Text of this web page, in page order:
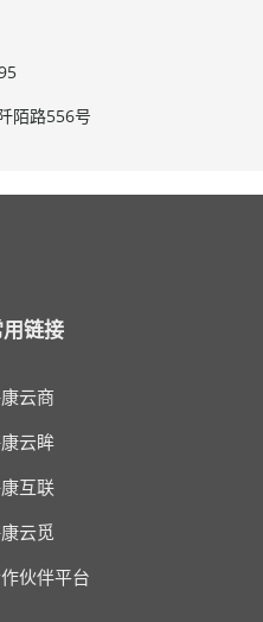
陌路556号
链接
云商
云眸
互联
云觅
伙伴平台